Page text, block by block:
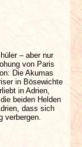
– aber nur
von Paris
Die Akumas
in Bösewichte
in Adrien,
beiden Helden
dass sich
verbergen.